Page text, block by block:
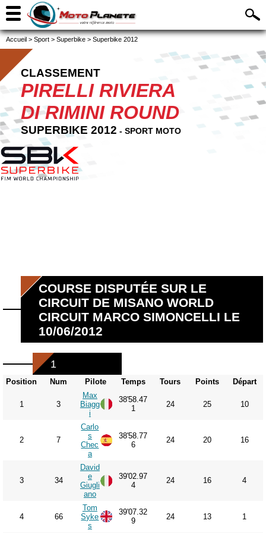
Accueil > Sport > Superbike > Superbike 2012
CLASSEMENT
PIRELLI RIVIERA
DI RIMINI ROUND
SUPERBIKE 2012 - SPORT MOTO
COURSE DISPUTÉE SUR LE
CIRCUIT DE MISANO WORLD
CIRCUIT MARCO SIMONCELLI LE
10/06/2012
1
Position Num Pilote Temps Tours Points Départ
1 3
Max
Biagg
i
38'58.47
1
24 25 10
2 7
Carlo
s
Chec
a
38'58.77
6
24 20 16
3 34
David
e
Giugli
ano
39'02.97
4
24 16 4
4 66
Tom
Syke
s
39'07.32
9
24 13 1